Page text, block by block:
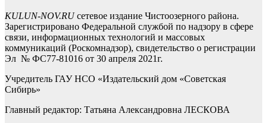
KULUN-NOV.RUсетевое издание Чистоозерного района.
Зарегистрировано Федеральной службой по надзору в сфере
связи, информационных технологий и массовых
коммуникаций (Роскомнадзор), свидетельство о регистрации
Эл № ФС77-81016 от 30 апреля 2021г.
Учредитель ГАУ НСО «Издательский дом «Советская
Сибирь»
Главный редактор: Татьяна Александровна ЛЕСКОВА